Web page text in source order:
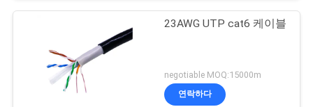
23AWG UTP cat6 케이블
negotiable MOQ:15000m
연락하다